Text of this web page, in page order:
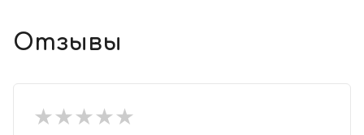
Отзывы
★★★★★
★★★★★